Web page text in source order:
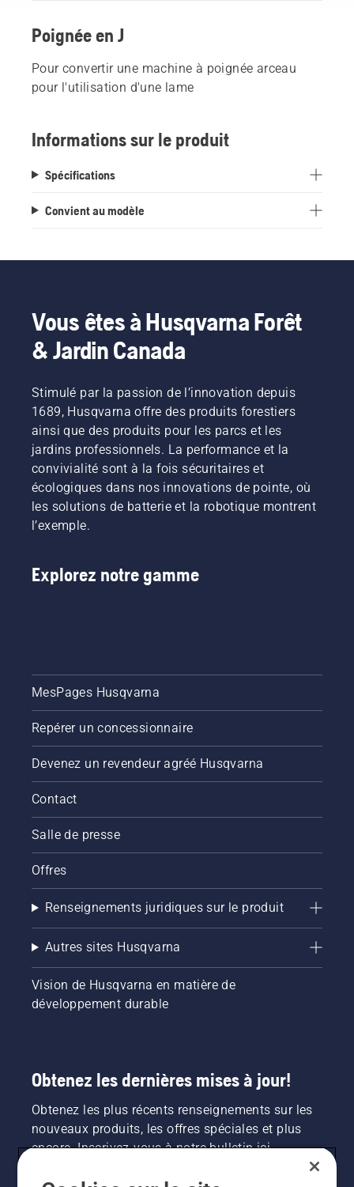
Poignée en J
Pour convertir une machine à poignée arceau
pour l'utilisation d'une lame
Informations sur le produit
Spécifications
Convient au modèle
Vous êtes à Husqvarna Forêt
& Jardin Canada
Stimulé par la passion de l’innovation depuis
1689, Husqvarna offre des produits forestiers
ainsi que des produits pour les parcs et les
jardins professionnels. La performance et la
convivialité sont à la fois sécuritaires et
écologiques dans nos innovations de pointe, où
les solutions de batterie et la robotique montrent
l’exemple.
Explorez notre gamme
MesPages Husqvarna
Repérer un concessionnaire
Devenez un revendeur agréé Husqvarna
Contact
Salle de presse
Offres
Renseignements juridiques sur le produit
Autres sites Husqvarna
Vision de Husqvarna en matière de
développement durable
Obtenez les dernières mises à jour!
Obtenez les plus récents renseignements sur les
nouveaux produits, les offres spéciales et plus
encore. Inscrivez-vous à notre bulletin ici.